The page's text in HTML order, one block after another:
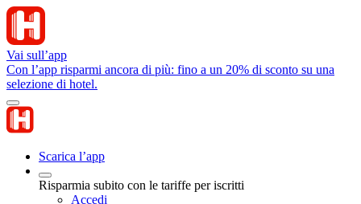
Vai sull’app
Con l’app risparmi ancora di più: fino a un 20% di sconto su una
selezione di hotel.
Scarica l’app
Risparmia subito con le tariffe per iscritti
Accedi